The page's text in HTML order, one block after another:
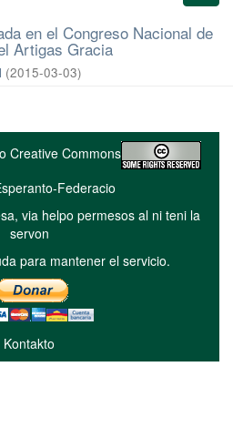
en el Congreso Nacional de
Artigas Gracia
(2015-03-03)
Creative Commons
Federacio
via helpo permesos al ni teni la
servon
para mantener el servicio.
Kontakto